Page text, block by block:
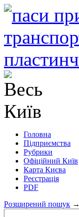
Головна
Підприємства
Рубрики
Офіційний Київ
Карта Києва
Реєстрація
PDF
Розширений пошук →